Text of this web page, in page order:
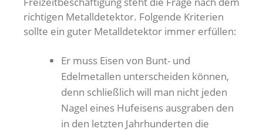
richtigen Metalldetektor. Folgende Kriterien
sollte ein guter Metalldetektor immer erfüllen:
Er muss Eisen von Bunt- und
Edelmetallen unterscheiden können,
denn schließlich will man nicht jeden
Nagel eines Hufeisens ausgraben den
in den letzten Jahrhunderten die